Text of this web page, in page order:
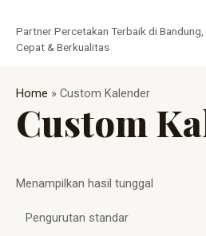
konten
Partner Percetakan Terbaik di Bandung,
Cepat & Berkualitas
Home » Custom Kalender
Custom
Menampilkan hasil tunggal